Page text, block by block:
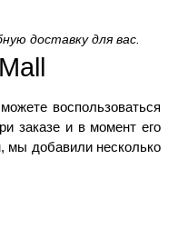
доставку для вас.
воспользоваться
заказе и в момент его
мы добавили несколько